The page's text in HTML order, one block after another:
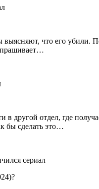
что его
отдел, где
бы сделать это…